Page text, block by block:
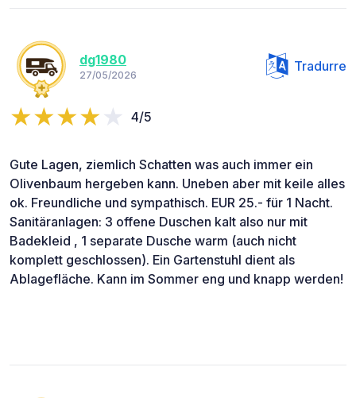
dg1980
27/05/2026
Tradurre
4/5
Gute Lagen, ziemlich Schatten was auch immer ein
Olivenbaum hergeben kann. Uneben aber mit keile alles
ok. Freundliche und sympathisch. EUR 25.- für 1 Nacht.
Sanitäranlagen: 3 offene Duschen kalt also nur mit
Badekleid , 1 separate Dusche warm (auch nicht
komplett geschlossen). Ein Gartenstuhl dient als
Ablagefläche. Kann im Sommer eng und knapp werden!